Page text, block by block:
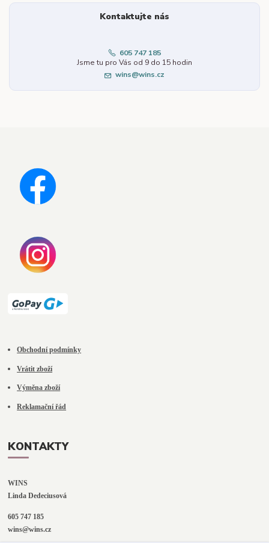
Kontaktujte nás
605 747 185
Jsme tu pro Vás od 9 do 15 hodin
wins@wins.cz
Obchodní podmínky
Vrátit zboží
Výměna zboží
Reklamační řád
KONTAKTY
WINS
Linda Dedeciusová
605 747 185
wins@wins.cz